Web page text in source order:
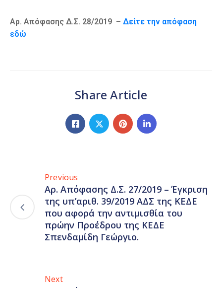
Αρ. Απόφασης Δ.Σ. 28/2019 – Δείτε την απόφαση
εδώ
Share Article
Previous
Αρ. Απόφασης Δ.Σ. 27/2019 – Έγκριση
της υπ’αριθ. 39/2019 ΑΔΣ της ΚΕΔΕ
που αφορά την αντιμισθία του
πρώην Προέδρου της ΚΕΔΕ
Σπενδαμίδη Γεώργιο.
Next